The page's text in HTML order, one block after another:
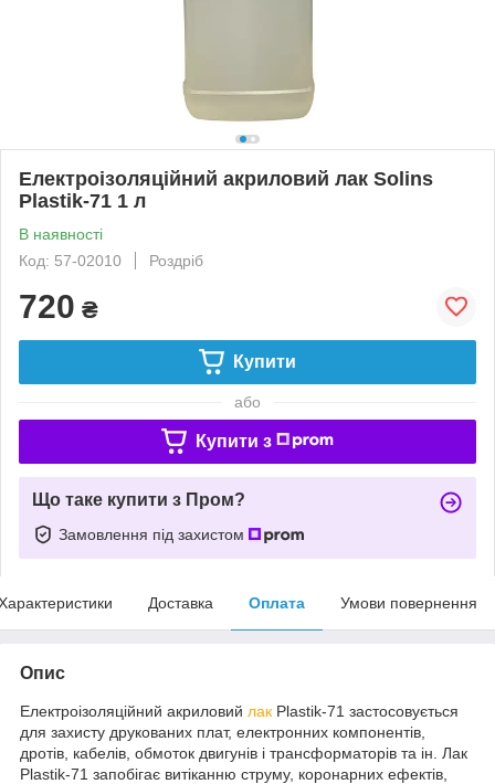
Електроізоляційний акриловий лак Solins
Plastik-71 1 л
В наявності
Код: 57-02010
Роздріб
720 ₴
Купити
або
Купити з
Що таке купити з Пром?
Замовлення під захистом
Доставка Оплата Умови повернення
Опис
Електроізоляційний акриловий лак Plastik-71 застосовується
для захисту друкованих плат, електронних компонентів,
дротів, кабелів, обмоток двигунів і трансформаторів та ін. Лак
Plastik-71 запобігає витіканню струму, коронарних ефектів,